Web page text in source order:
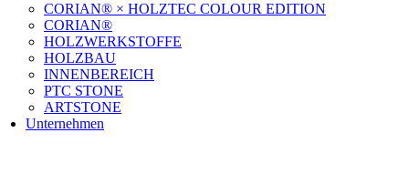
CORIAN® × HOLZTEC COLOUR EDITION
CORIAN®
HOLZWERKSTOFFE
HOLZBAU
INNENBEREICH
PTC STONE
ARTSTONE
Unternehmen